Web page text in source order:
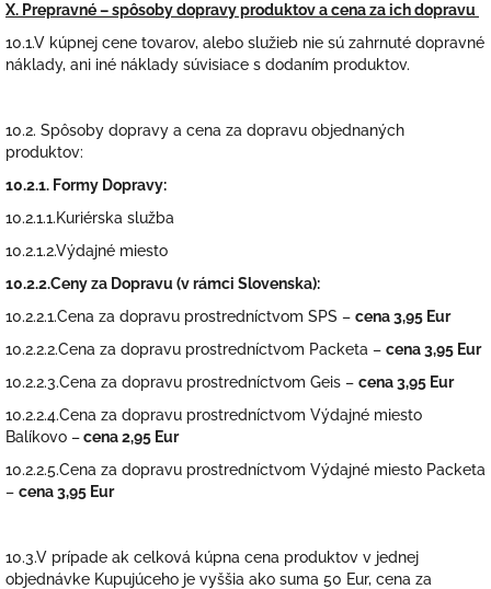
X. Prepravné – spôsoby dopravy produktov a cena za ich dopravu
10.1.V kúpnej cene tovarov, alebo služieb nie sú zahrnuté dopravné
náklady, ani iné náklady súvisiace s dodaním produktov.
10.2. Spôsoby dopravy a cena za dopravu objednaných
produktov:
10.2.1. Formy Dopravy:
10.2.1.1.Kuriérska služba
10.2.1.2.Výdajné miesto
10.2.2.Ceny za Dopravu (v rámci Slovenska):
10.2.2.1.Cena za dopravu prostredníctvom SPS – cena 3,95 Eur
10.2.2.2.Cena za dopravu prostredníctvom Packeta – cena 3,95 Eur
10.2.2.3.Cena za dopravu prostredníctvom Geis – cena 3,95 Eur
10.2.2.4.Cena za dopravu prostredníctvom Výdajné miesto
Balíkovo –cena 2,95 Eur
10.2.2.5.Cena za dopravu prostredníctvom Výdajné miesto Packeta
– cena 3,95 Eur
10.3.V prípade ak celková kúpna cena produktov v jednej
objednávke Kupujúceho je vyššia ako suma 50 Eur, cena za